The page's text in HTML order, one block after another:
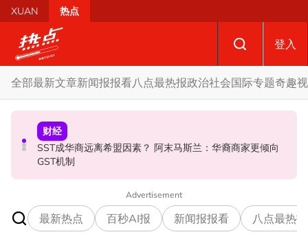
Skip to main content
XUAN 热点
登入
全部最新文章新闻报报看八点最热报政治社会国际专题奇趣
政治
开放与各方合作迎战甲州选 扎希：国阵捍卫甲州21席
财经
SST成华商远离希盟因素？ 阿末马斯兰：华裔商家更倾向
GST机制
社会
摩托车况欠佳、骑士疲劳肇祸 RXZ主办方否认非法飙车引
发车祸
Advertisement
最新热点 百秒AI报 新闻报报看 八点最热报